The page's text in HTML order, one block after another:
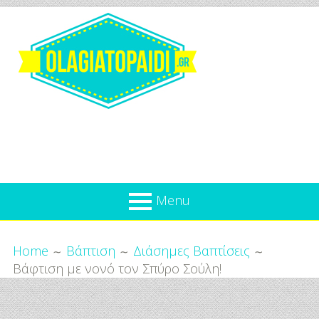
content
Menu
Για
το
Παιδί
Επικαιρότητα
Προσφορές
Home Βάπτιση
Διάσημες Βαπτίσεις
Βάφτιση με νονό τον Σπύρο Σούλη!